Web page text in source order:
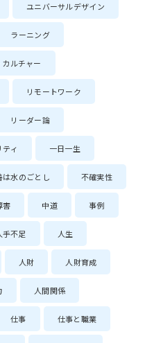
ユニバーサルデザイン
ラーニング
ルチャー
リモートワーク
リーダー論
ィ 一日一生
は水のごとし 不確実性
害 中道 事例
手不足 人生
人財 人財育成
人間関係
仕事 仕事と職業